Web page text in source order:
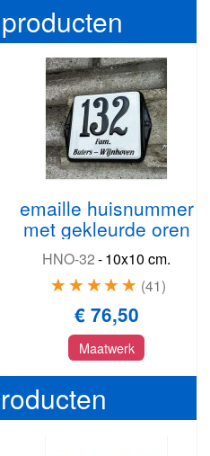
emaille huisnummer
met gekleurde oren
HNO-32-10x10 cm.
41
€ 76,50
Maatwerk